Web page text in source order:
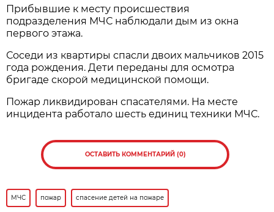
Прибывшие к месту происшествия
подразделения МЧС наблюдали дым из окна
первого этажа.
Соседи из квартиры спасли двоих мальчиков 2015
года рождения. Дети переданы для осмотра
бригаде скорой медицинской помощи.
Пожар ликвидирован спасателями. На месте
инцидента работало шесть единиц техники МЧС.
ОСТАВИТЬ КОММЕНТАРИЙ (0)
МЧС пожар спасение детей на пожаре